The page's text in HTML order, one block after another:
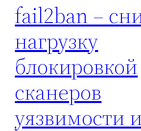
fail2ban –
нагрузку
блокировкой
сканеров
уязвимости